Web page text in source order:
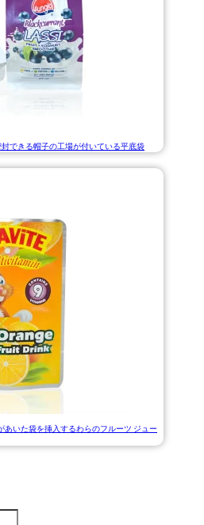
できる帽子の工場が付いている平底袋
あいた袋を挿入するわらのフルーツ ジュー